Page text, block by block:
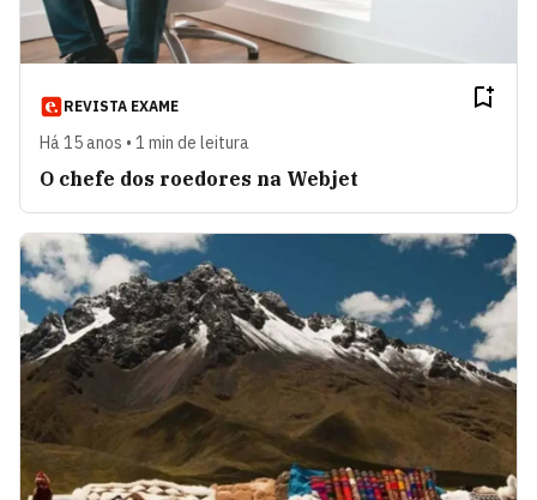
REVISTA EXAME
Há 15 anos • 1 min de leitura
O chefe dos roedores na Webjet